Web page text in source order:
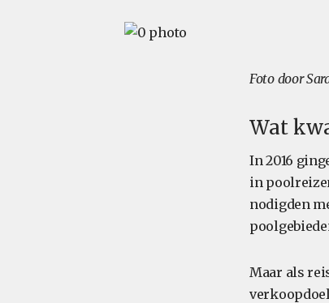
Foto door
Wat
In 2016
in
nodigden
Maar als